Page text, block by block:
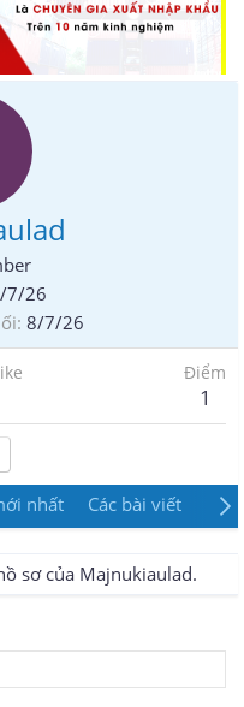
7/26
8/7/26
Điểm
1
nhất Các bài viết
sơ của Majnukiaulad.